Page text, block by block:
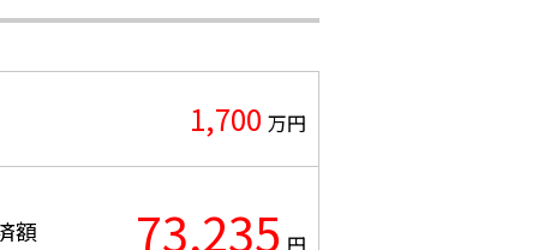
1,700 万円
額 73,235 円